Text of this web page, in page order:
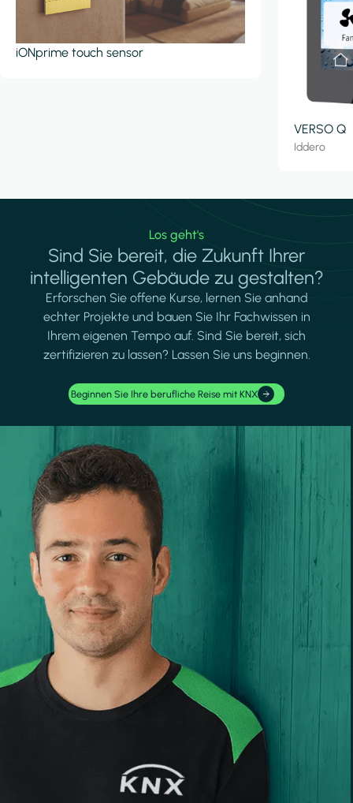
iONprime touch sensor
VERSO Q
Iddero
Los geht's
Sind Sie bereit, die Zukunft Ihrer
intelligenten Gebäude zu gestalten?
Erforschen Sie offene Kurse, lernen Sie anhand
echter Projekte und bauen Sie Ihr Fachwissen in
Ihrem eigenen Tempo auf. Sind Sie bereit, sich
zertifizieren zu lassen? Lassen Sie uns beginnen.
Beginnen Sie Ihre berufliche Reise mit KNX